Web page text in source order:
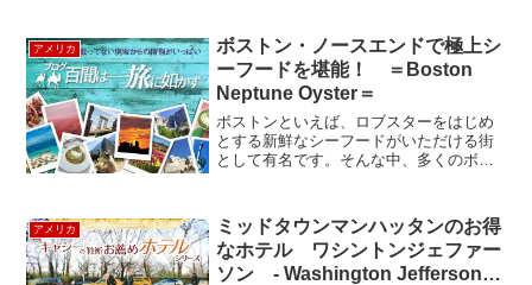
の二階建て。暗いので禁酒法時代秘密
ク...
アメリカ
ボストン・ノースエンドで極上シ
ーフードを堪能！ ＝Boston
Neptune Oyster＝
ボストンといえば、ロブスターをはじめ
とする新鮮なシーフードがいただける街
として有名です。そんな中、多くのボス
お店“Neptune Oyster（ネプチューン・オ
イスター...
アメリカ
ミッドタウンマンハッタンのお得
なホテル ワシントンジェファー
ソン - Washington Jefferson